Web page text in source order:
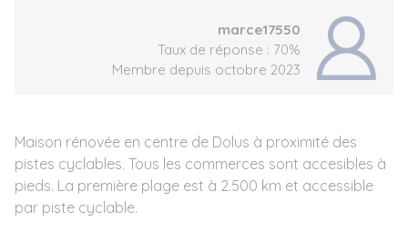
marce17550
Taux de réponse : 70%
Membre depuis octobre 2023
Maison rénovée en centre de Dolus à proximité des
pistes cyclables. Tous les commerces sont accesibles à
pieds. La première plage est à 2.500 km et accessible
par piste cyclable.